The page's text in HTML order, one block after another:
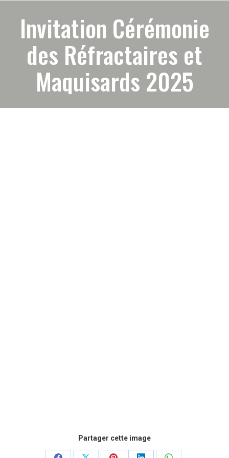
Invitation Cérémonie
des Réfractaires et
Maquisards 2025
Partager cette image